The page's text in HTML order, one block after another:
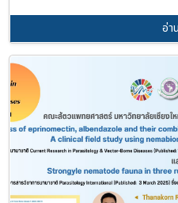
อ่า